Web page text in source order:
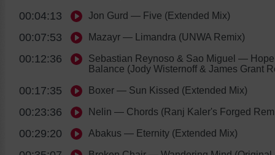
00:04:13 Jon Gurd — Five (Extended Mix)
00:07:53 Mazayr — Limandra (UNWA Remix)
00:12:36 Sebastian Reynoso & Sao Miguel — Hope
Balance (Jody Wisternoff & James Grant
00:17:35 Boxer — Sun Kissed (Extended Mix)
00:23:36 Nelin — Chords (Ranj Kaler's Forged
00:29:20 Abakus — Eternity (Extended Mix)